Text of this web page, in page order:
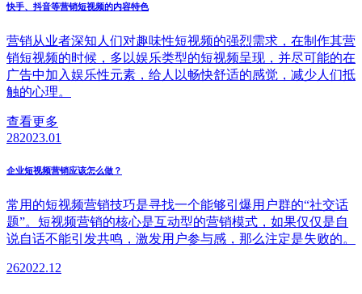
快手、抖音等营销短视频的内容特色
营销从业者深知人们对趣味性短视频的强烈需求，在制作其营
销短视频的时候，多以娱乐类型的短视频呈现，并尽可能的在
广告中加入娱乐性元素，给人以畅快舒适的感觉，减少人们抵
触的心理。
查看更多
282023.01
企业短视频营销应该怎么做？
常用的短视频营销技巧是寻找一个能够引爆用户群的“社交话
题”。短视频营销的核心是互动型的营销模式，如果仅仅是自
说自话不能引发共鸣，激发用户参与感，那么注定是失败的。
262022.12